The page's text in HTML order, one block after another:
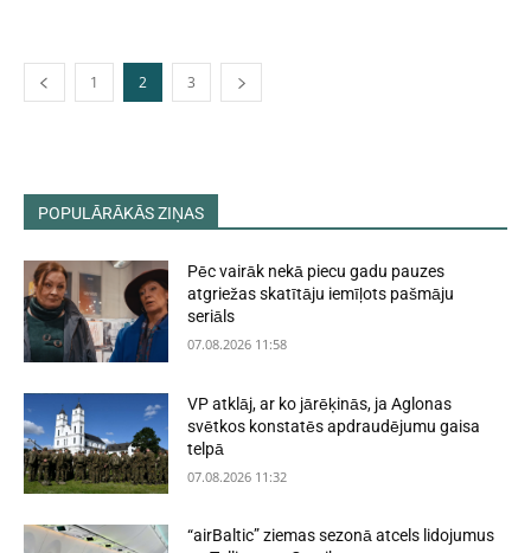
1 2 3
POPULĀRĀKĀS ZIŅAS
Pēc vairāk nekā piecu gadu pauzes
atgriežas skatītāju iemīļots pašmāju
seriāls
07.08.2026 11:58
VP atklāj, ar ko jārēķinās, ja Aglonas
svētkos konstatēs apdraudējumu gaisa
telpā
07.08.2026 11:32
“airBaltic” ziemas sezonā atcels lidojumus